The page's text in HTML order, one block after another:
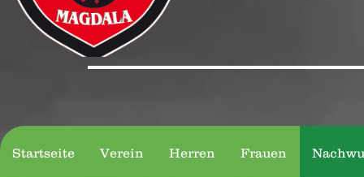
Startseite Verein Herren Frauen